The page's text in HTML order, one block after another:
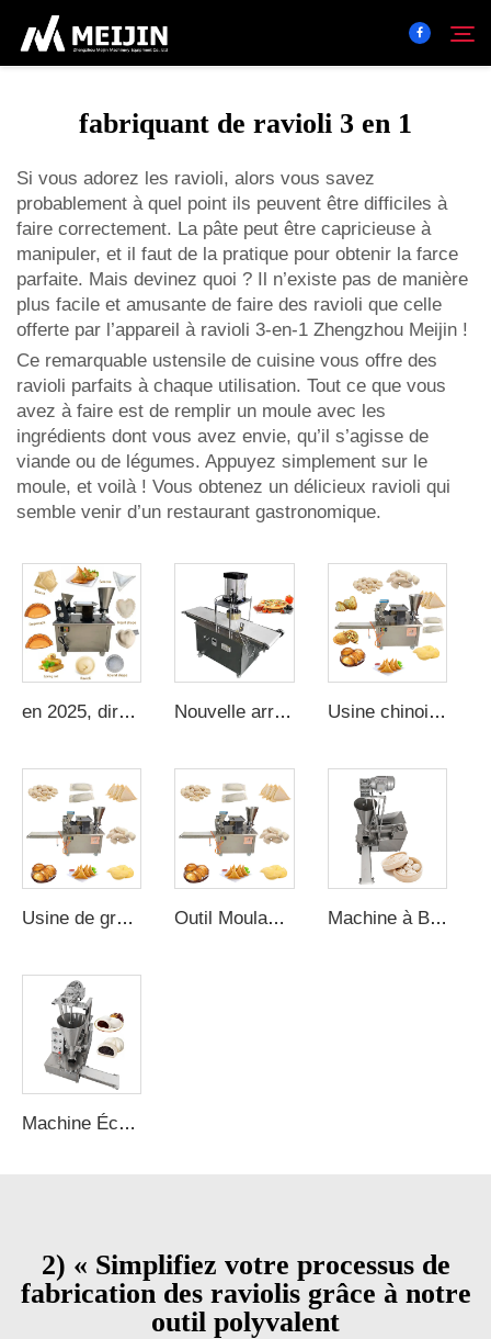
Solution
Centre De Produits
Service
Contact
fabriquant de ravioli 3 en 1
Si vous adorez les ravioli, alors vous savez
probablement à quel point ils peuvent être difficiles à
faire correctement. La pâte peut être capricieuse à
manipuler, et il faut de la pratique pour obtenir la farce
parfaite. Mais devinez quoi ? Il n’existe pas de manière
plus facile et amusante de faire des ravioli que celle
offerte par l’appareil à ravioli 3-en-1 Zhengzhou Meijin !
Ce remarquable ustensile de cuisine vous offre des
ravioli parfaits à chaque utilisation. Tout ce que vous
avez à faire est de remplir un moule avec les
ingrédients dont vous avez envie, qu’il s’agisse de
viande ou de légumes. Appuyez simplement sur le
moule, et voilà ! Vous obtenez un délicieux ravioli qui
semble venir d’un restaurant gastronomique.
en 2025, directement de l'usine, machine à faire 4800pcs/h de raviolis, empanadas, samosas, gyozas, ravioles, spring rolls, machine à former des tourtes Nouvelle arrivée Machine à cône à pizza Frais Petit Ancien Automatique Mini Usine chinoise pour la fabrication de produits à base de céréales, machine électrique automatique pour presser des raviolis, machine pour faire des rissoles ou des samosas
Usine de gros Machine pour fabriquer des Empanadas en Chine Matrice industrielle professionnelle CE approuvée Automatique Outil Moulant Manuel de Fabrication de Ravioli Presse Empanada Machine Machine à Buns à la Vapeur Automatique Très Vendue Fabricant de Bao Machine Automatique pour Faire des Momo Semi-Automatique Manuel à la Vapeur Baozi
Machine Économique et Intelligente Automatique pour Fabriquer des Petits pains Machine pour Faire des Buns à la Vapeur Machine pour Faire des Baozi
2) « Simplifiez votre processus de
fabrication des raviolis grâce à notre
outil polyvalent